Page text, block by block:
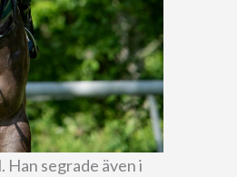
segrade även i